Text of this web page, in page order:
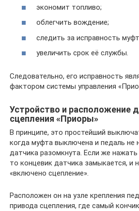
экономит топливо;
облегчить вождение;
следить за исправность
увеличить срок её службы.
Следовательно, его исправность
фактором системы управления
Устройство и расположение
сцепления «Приоры»
В принципе, это простейший
когда муфта выключена и педаль не
датчика разомкнута. Если же
то концевик датчика замыкается, и
«включено сцепление».
Расположен он на узле крепления
привода сцепления, где самый